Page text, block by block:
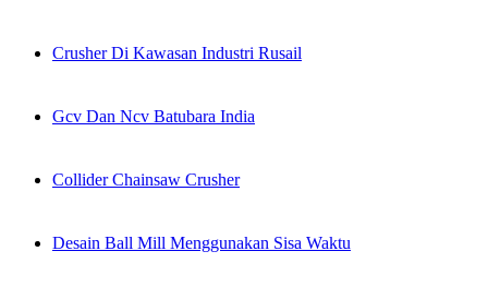
Crusher Di Kawasan Industri Rusail
Gcv Dan Ncv Batubara India
Collider Chainsaw Crusher
Desain Ball Mill Menggunakan Sisa Waktu